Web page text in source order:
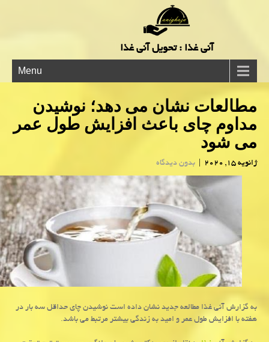
آنی غذا : تحویل آنی غذا
Menu
مطالعات نشان می دهد؛ نوشیدن
مداوم چای باعث افزایش طول عمر
می شود
ژانویه 15, 2020 | بدون دیدگاه
به گزارش آنی غذا مطالعه جدید نشان داده است نوشیدن چای حداقل سه بار در
هفته با افزایش طول عمر و امید به زندگی بیشتر مرتبط می باشد.